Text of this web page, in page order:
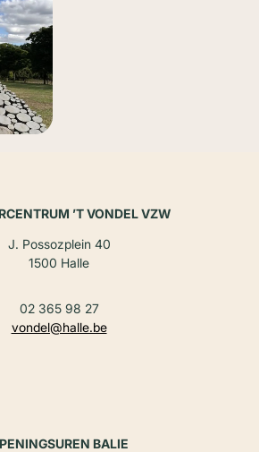
’T VONDEL VZW
J. Possozplein 40
1500 Halle
02 365 98 27
vondel@halle.be
BALIE